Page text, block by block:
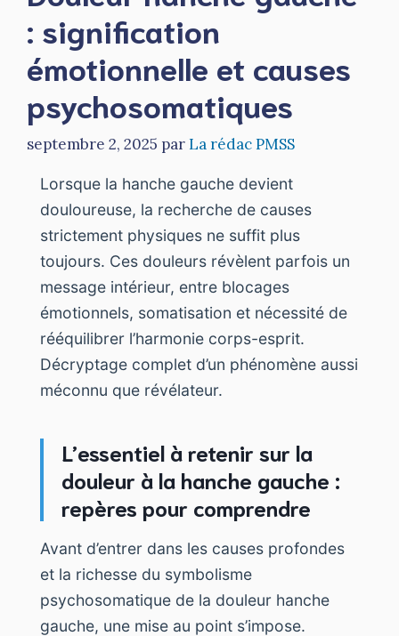
: signification
émotionnelle et causes
psychosomatiques
septembre 2, 2025 parLa rédac PMSS
Lorsque la hanche gauche devient
douloureuse, la recherche de causes
strictement physiques ne suffit plus
toujours. Ces douleurs révèlent parfois un
message intérieur, entre blocages
émotionnels, somatisation et nécessité de
rééquilibrer l’harmonie corps-esprit.
Décryptage complet d’un phénomène aussi
méconnu que révélateur.
L’essentiel à retenir sur la
douleur à la hanche gauche :
repères pour comprendre
Avant d’entrer dans les causes profondes
et la richesse du symbolisme
psychosomatique de la douleur hanche
gauche, une mise au point s’impose.